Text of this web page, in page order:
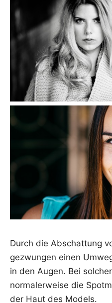
Durch die Abschat­tung
gezwun­gen einen
in den Augen. Bei
nor­ma­ler­wei­se die
der Haut des Models.